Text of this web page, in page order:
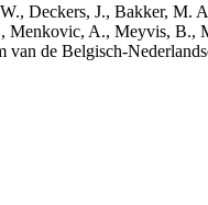
Deckers, J., Bakker, M.
A., Meyvis, B.,
de Belgisch-